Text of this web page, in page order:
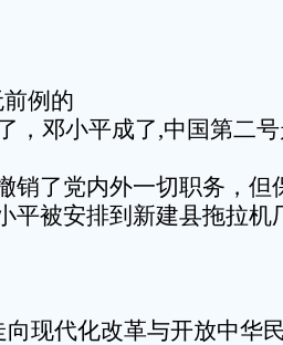
例的
，邓小平成了,中国第二
销了党内外一切职务，但
平被安排到新建县拖拉
向现代化改革与开放中华